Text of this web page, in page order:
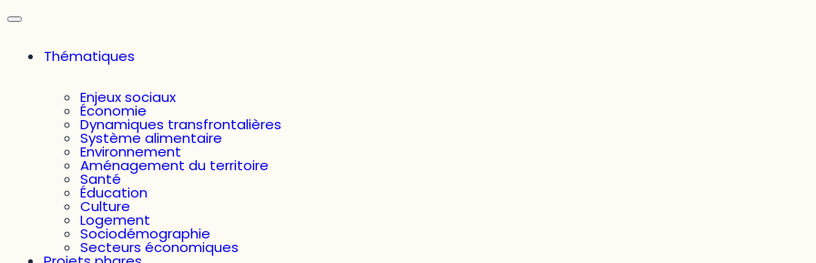
Thématiques
Enjeux sociaux
Économie
Dynamiques transfrontalières
Système alimentaire
Environnement
Aménagement du territoire
Santé
Éducation
Culture
Logement
Sociodémographie
Secteurs économiques